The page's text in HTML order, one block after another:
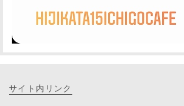
サイト内リンク